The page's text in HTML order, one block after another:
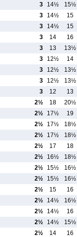
3 14½ 15½
3 14½ 15
3 14½ 15
3 14 16
3 13 13½
3 12½ 14
3 12½ 13½
3 12½ 13½
3 12 13
2½ 18 20½
2½ 17½ 19
2½ 17½ 18½
2½ 17½ 18½
2½ 17 18
2½ 16½ 18½
2½ 15½ 16½
2½ 15½ 16½
2½ 15 16
2½ 14½ 16½
2½ 14½ 16
2½ 14½ 15½
2½ 14 16